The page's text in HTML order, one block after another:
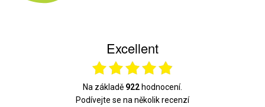
Excellent
Na základě 922 hodnocení.
Podívejte se na několik recenzí